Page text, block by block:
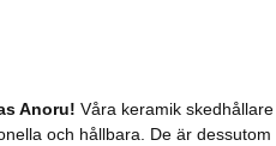
Anoru! Våra keramik skedhållare
och hållbara. De är dessutom